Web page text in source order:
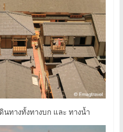
ทางทั้งทางบก และ ทางน้ำ